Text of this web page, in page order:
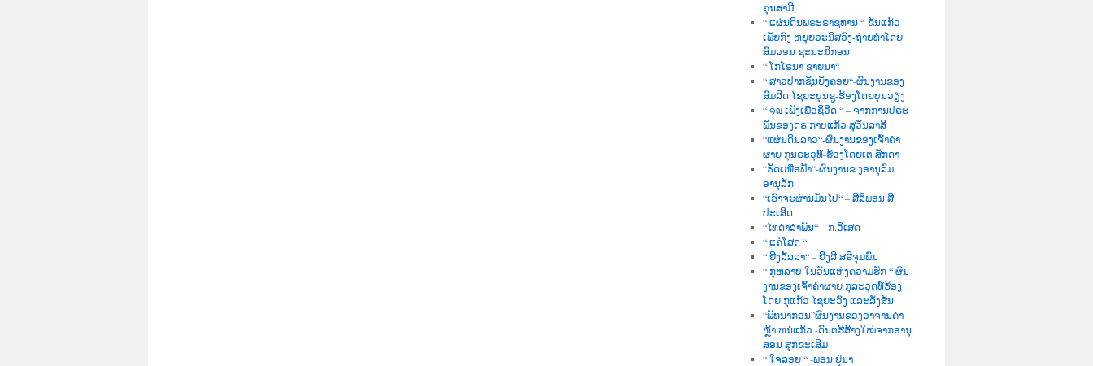
ຄຸນສາມີ
“ ແຜ່ນດີນພຣະຣາຊທານ “-ຂັນແກ້ວ
ເພັຍກົງ ຫຍຸຍວະນິສວົງ-ຖ່າຍທຳໂດຍ
ສົມວອນ ຊະນະນິກອນ
“ ໂກໂຣນາ ຊາຍນາ“
“ ສາວປາກຊັນຍັງຄອຍ“-ຜົນງານຂອງ
ສົມລີດ ໄຊຍະບຸນຊູ-ຮ້ອງໂດຍບຸນວຽງ
“ ໑໙ ເພັງເພື່ອຊິວີດ “ – ຈາກການປຣະ
ພັນຂອງດຣ.ກາບແກ້ວ ສຸວັນລາສີ
“ແຜ່ນດີນລາວ“-ຜົນງານຂອງເຈົ້າຄຳ
ຜາຍ ກຸນຣະວຸທ໌-ຮ້ອງໂດຍເຕ ສັກດາ
“ຮັດເໜືອຟ້າ“-ຜົນງານຂ ງອານຸລົມ
ອານຸລັກ
“ເຮົາຈະຜ່ານມັນໄປ“ – ສີລິພອນ ສີ
ປະເສີດ
“ໄທດຳລຳພັນ“ – ກ.ວິເສດ
“ ແຄ່ໂສດ “
“ ຍີງລັ້ລລາ“ – ຍີງລີ ສຣີຈຸມພົນ
“ ກຸຫລາບ ໃນວັນແຫ່ງຄວາມຮັກ “ ຜົນ
ງານຂອງເຈົ້າຄຳຜາຍ ກຸລະວຸດທ໌ຮ້ອງ
ໂດຍ ກຸແກ້ວ ໄຊຍະວົງ ແລະລັງສັນ
“ພັທນາກອນ”ຜົນງານຂອງອາຈານຄຳ
ຫຼ້າ ຫນໍແກ້ວ -ດົນຕຮີສ້າງໃໝ່ຈາກອານຸ
ສອນ ສຸກຂະເສີມ
“ ໃຈລອຍ “ -ພອນ ຢູ່ນາ